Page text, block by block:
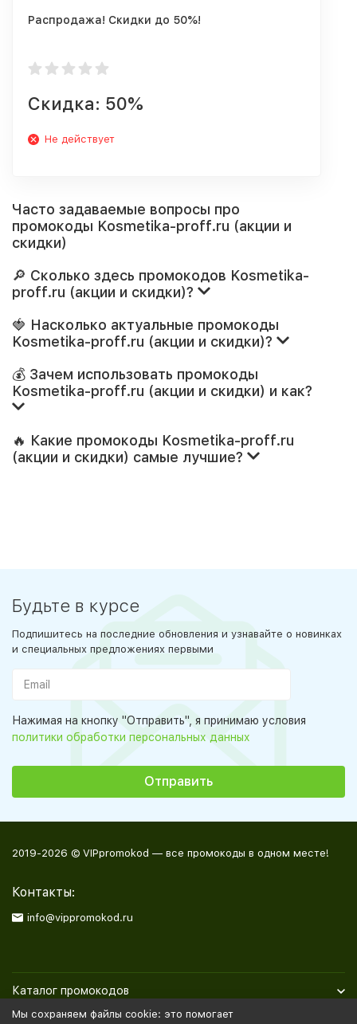
Распродажа! Скидки до 50%!
Скидка: 50%
Не действует
Часто задаваемые вопросы про
промокоды Kosmetika-proff.ru (акции и
скидки)
🔎 Сколько здесь промокодов Kosmetika-
proff.ru (акции и скидки)?
🍓 Насколько актуальные промокоды
Kosmetika-proff.ru (акции и скидки)?
💰 Зачем использовать промокоды
Kosmetika-proff.ru (акции и скидки) и как?
🔥 Какие промокоды Kosmetika-proff.ru
(акции и скидки) самые лучшие?
Будьте в курсе
Подпишитесь на последние обновления и узнавайте о новинках
и специальных предложениях первыми
Нажимая на кнопку "Отправить", я принимаю условия
политики обработки персональных данных
2019-2026 © VIPpromokod — все промокоды в одном месте!
Контакты:
info@vippromokod.ru
Каталог промокодов
Мы сохраняем файлы cookie: это помогает